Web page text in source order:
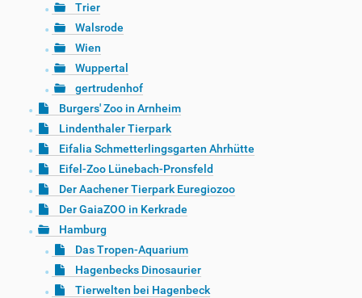
Trier
Walsrode
Wien
Wuppertal
gertrudenhof
Burgers' Zoo in Arnheim
Lindenthaler Tierpark
Eifalia Schmetterlingsgarten Ahrhütte
Eifel-Zoo Lünebach-Pronsfeld
Der Aachener Tierpark Euregiozoo
Der GaiaZOO in Kerkrade
Hamburg
Das Tropen-Aquarium
Hagenbecks Dinosaurier
Tierwelten bei Hagenbeck